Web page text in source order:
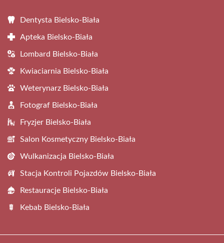
Dentysta Bielsko-Biała
Apteka Bielsko-Biała
Lombard Bielsko-Biała
Kwiaciarnia Bielsko-Biała
Weterynarz Bielsko-Biała
Fotograf Bielsko-Biała
Fryzjer Bielsko-Biała
Salon Kosmetyczny Bielsko-Biała
Wulkanizacja Bielsko-Biała
Stacja Kontroli Pojazdów Bielsko-Biała
Restauracje Bielsko-Biała
Kebab Bielsko-Biała